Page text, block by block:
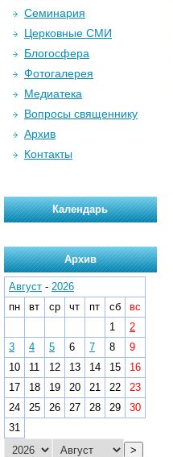
Семинария
Церковные СМИ
Блогосфера
Фотогалерея
Медиатека
Вопросы священнику
Архив
Контакты
Календарь
Архив
Август - 2026
пн
вт ср чт пт сб
вс
1
2
3
4 5 6 7 8
9
10
11 12 13 14 15
16
17
18 19 20 21 22
23
24
25 26 27 28 29
30
31
>